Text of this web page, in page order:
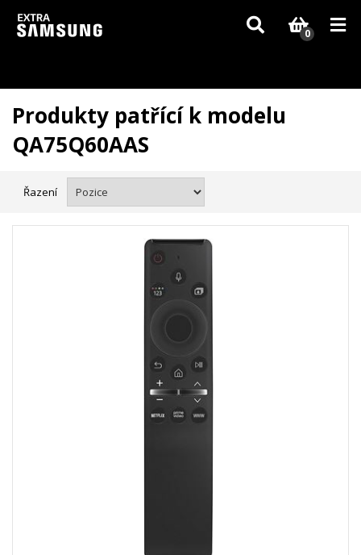
Vzhledem k aktuální situaci se může dodání dílů, které nejsou skladem,
zpozdit. Děkujeme za pochopení.
0
Produkty patřící k modelu
QA75Q60AAS
Řazení